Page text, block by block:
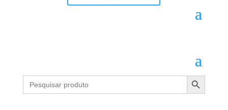
Search
for:
Search Button